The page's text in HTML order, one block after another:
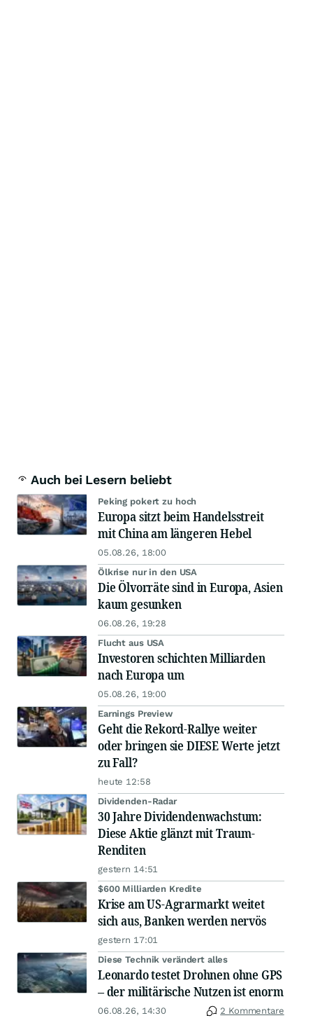
Auch bei Lesern beliebt
Peking pokert zu hoch
Europa sitzt beim Handelsstreit
mit China am längeren Hebel
05.08.26, 18:00
Ölkrise nur in den USA
Die Ölvorräte sind in Europa, Asien
kaum gesunken
06.08.26, 19:28
Flucht aus USA
Investoren schichten Milliarden
nach Europa um
05.08.26, 19:00
Earnings Preview
Geht die Rekord-Rallye weiter
oder bringen sie DIESE Werte jetzt
zu Fall?
heute 12:58
Dividenden-Radar
30 Jahre Dividendenwachstum:
Diese Aktie glänzt mit Traum-
Renditen
gestern 14:51
$600 Milliarden Kredite
Krise am US-Agrarmarkt weitet
sich aus, Banken werden nervös
gestern 17:01
Diese Technik verändert alles
Leonardo testet Drohnen ohne GPS
– der militärische Nutzen ist enorm
06.08.26, 14:30 2 Kommentare